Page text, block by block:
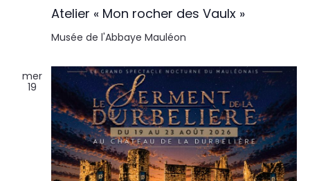
Atelier « Mon rocher des Vaulx »
Musée de l'Abbaye Mauléon
mer
19